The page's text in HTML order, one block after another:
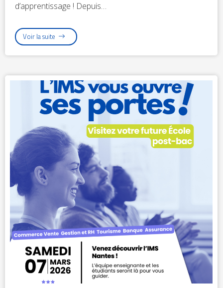
d’apprentissage ! Depuis…
Voir la suite